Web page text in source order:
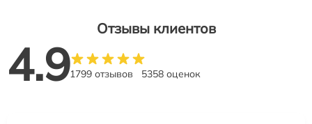
Отзывы клиентов
4.91799 отзывов 5358 оценок